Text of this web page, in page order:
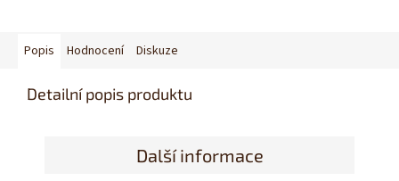
Popis Hodnocení Diskuze
Detailní popis produktu
Další informace